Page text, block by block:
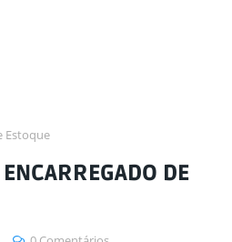
Estoque
DE